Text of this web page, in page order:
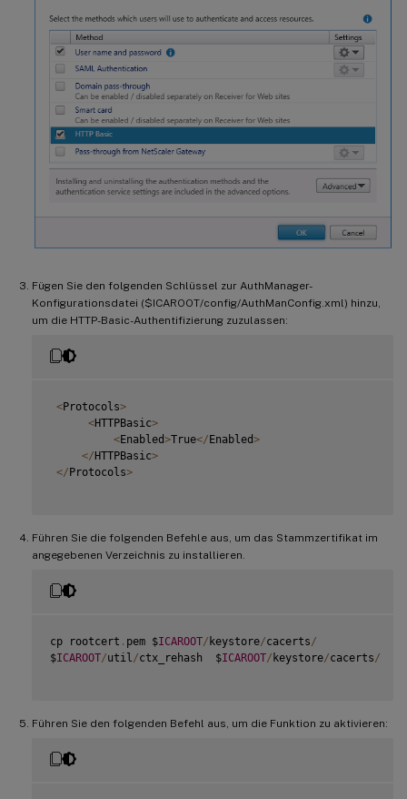
Fügen Sie den folgenden Schlüssel zur AuthManager-
Konfigurationsdatei ($ICAROOT/config/AuthManConfig.xml) hinzu,
um die HTTP-Basic-Authentifizierung zuzulassen:
<Protocols>
<HTTPBasic>
<Enabled>True</Enabled>
</HTTPBasic>
</Protocols>
Führen Sie die folgenden Befehle aus, um das Stammzertifikat im
angegebenen Verzeichnis zu installieren.
cp rootcert . pem $ICAROOT/ keystore/cacerts/
$ICAROOT/util/ctx_rehash  $ICAROOT/ keystore/cacerts/
Führen Sie den folgenden Befehl aus, um die Funktion zu aktivieren: